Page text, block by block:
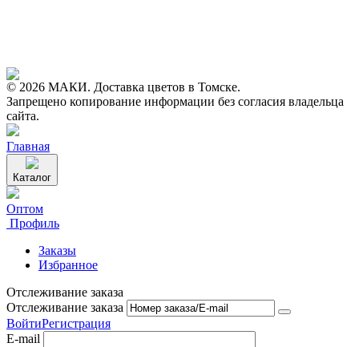
© 2026 МАКИ. Доставка цветов в Томске.
Запрещено копирование информации без согласия владельца
сайта.
Главная
Каталог
Оптом
Профиль
Заказы
Избранное
Отслеживание заказа
Отслеживание заказа
ВойтиРегистрация
E-mail